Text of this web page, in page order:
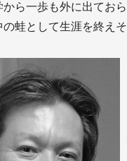
ら一歩も外に出てお
蛙として生涯を終えそ